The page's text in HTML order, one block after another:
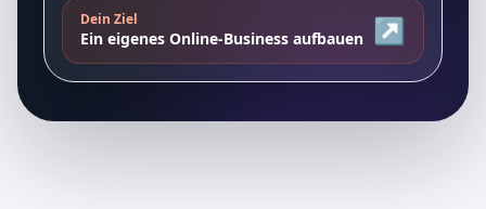
Dein Ziel
Ein eigenes Online-Business aufbauen ↗